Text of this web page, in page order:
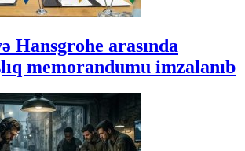
Hansgrohe arasında
memorandumu imzalanıb